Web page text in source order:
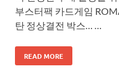
부스터팩 카드게임
탄 정상결전 박스… …
READ MORE